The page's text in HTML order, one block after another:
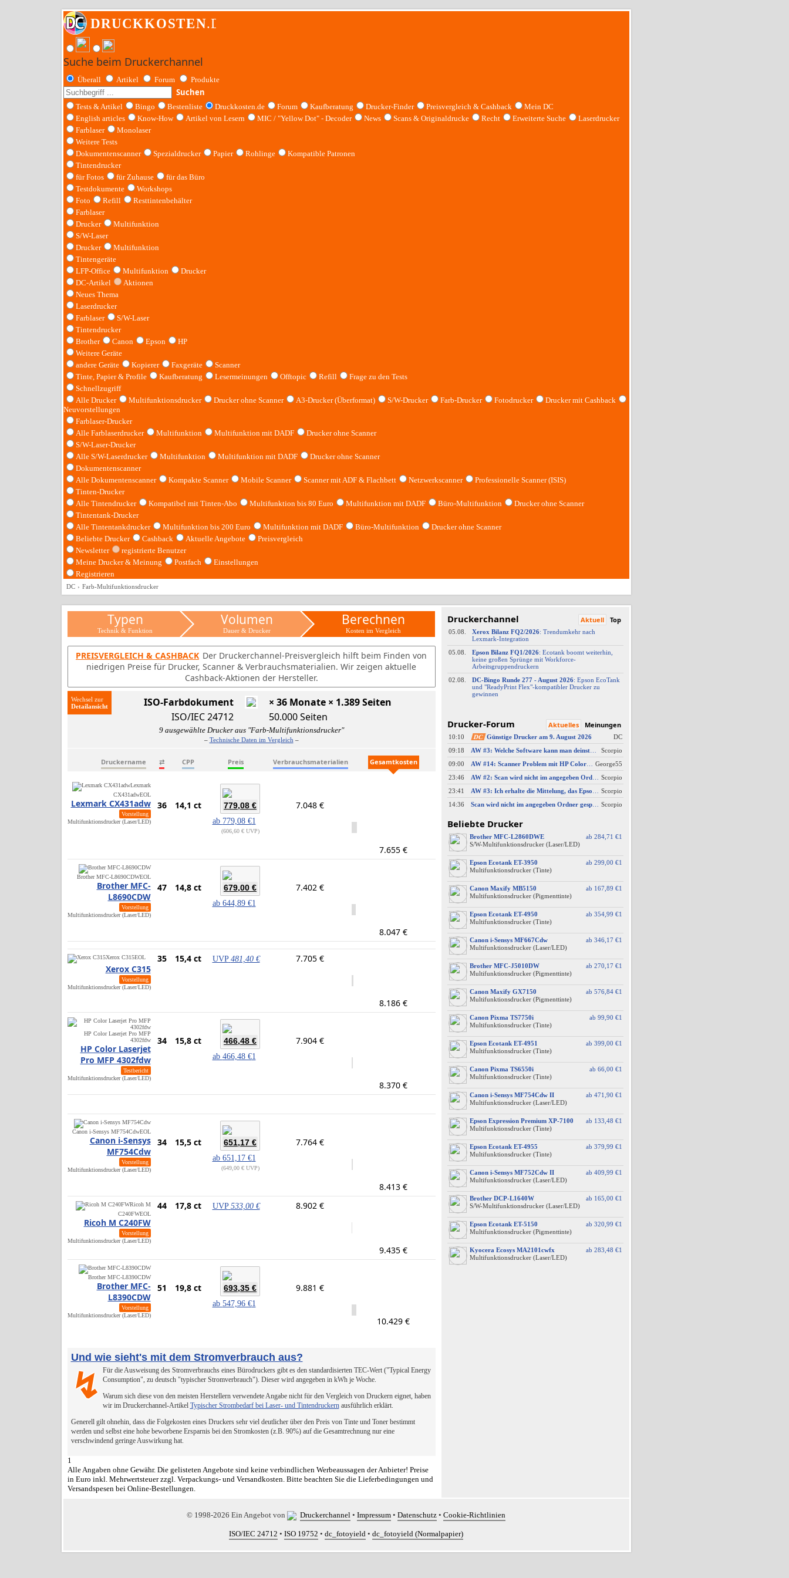
Suche beim Druckerchannel
Überall Artikel Forum Produkte
Suchen
Tests & Artikel Bingo Bestenliste Druckkosten.de Forum Kaufberatung Drucker-Finder Preisvergleich & Cashback
Mein DC
English articles
Know-How Artikel von Lesern MIC / "Yellow Dot" - Decoder News Scans & Originaldrucke Recht Erweiterte Suche
Laserdrucker
Farblaser
Monolaser
Weitere Tests
Dokumentenscanner
Spezialdrucker Papier Rohlinge
Kompatible Patronen
Tintendrucker
für Fotos
für Zuhause
für das Büro
Testdokumente
Workshops
Foto
Refill
Resttintenbehälter
Farblaser
Drucker
Multifunktion
S/W-Laser
Drucker
Multifunktion
Tintengeräte
LFP-Office
Multifunktion
Drucker
DC-Artikel
Aktionen
Neues Thema
Laserdrucker
Farblaser
S/W-Laser
Tintendrucker
Brother
Canon Epson
HP
Weitere Geräte
andere Geräte
Kopierer Faxgeräte
Scanner
Tinte, Papier & Profile
Kaufberatung Lesermeinungen Offtopic Refill
Frage zu den Tests
Schnellzugriff
Alle Drucker
Multifunktionsdrucker Drucker ohne Scanner A3-Drucker (Überformat) S/W-Drucker Farb-Drucker Fotodrucker
Drucker mit Cashback
Neuvorstellungen
Farblaser-Drucker
Alle Farblaserdrucker
Multifunktion Multifunktion mit DADF
Drucker ohne Scanner
S/W-Laser-Drucker
Alle S/W-Laserdrucker
Multifunktion Multifunktion mit DADF
Drucker ohne Scanner
Dokumentenscanner
Alle Dokumentenscanner
Kompakte Scanner Mobile Scanner Scanner mit ADF & Flachbett Netzwerkscanner
Professionelle Scanner (ISIS)
Tinten-Drucker
Alle Tintendrucker
Kompatibel mit Tinten-Abo Multifunktion bis 80 Euro Multifunktion mit DADF Büro-Multifunktion
Drucker ohne Scanner
Tintentank-Drucker
Alle Tintentankdrucker
Multifunktion bis 200 Euro Multifunktion mit DADF Büro-Multifunktion
Drucker ohne Scanner
Beliebte Drucker
Cashback Aktuelle Angebote
Preisvergleich
Newsletter
registrierte Benutzer
Meine Drucker & Meinung
Postfach
Einstellungen
Registrieren
DC Farb-Multifunktionsdrucker
Typen
Technik & Funktion
Volumen
Dauer & Drucker
Berechnen
Kosten im Vergleich
PREISVERGLEICH & CASHBACK Der Druckerchannel-Preisvergleich hilft beim Finden von
niedrigen Preise für Drucker, Scanner & Verbrauchsmaterialien. Wir zeigen aktuelle
Cashback-Aktionen der Hersteller.
Wechsel zur
ISO-Farbdokument
ISO/IEC 24712
× 36 Monate × 1.389 Seiten
50.000 Seiten
9 ausgewählte Drucker aus "Farb-Multifunktionsdrucker"
– Technische Daten im Vergleich –
Druckername ⇄ CPP Preis Verbrauchsmaterialien Gesamtkosten
Lexmark
CX431adwEOL
Lexmark CX431adw
Vorstellung
Multifunktionsdrucker (Laser/LED)
36 14,1 ct 779,08 €
ab 779,08 €1
606,60 € UVP
7.048 €
7.655 €
Brother MFC-L8690CDWEOL
Brother MFC-
L8690CDW
Vorstellung
Multifunktionsdrucker (Laser/LED)
47 14,8 ct 679,00 €
ab 644,89 €1
7.402 €
8.047 €
Xerox C315EOL
Xerox C315
Vorstellung
Multifunktionsdrucker (Laser/LED)
35 15,4 ct UVP 481,40 € 7.705 €
8.186 €
HP Color Laserjet Pro MFP
4302fdw
HP Color Laserjet
Pro MFP 4302fdw
Testbericht
Multifunktionsdrucker (Laser/LED)
34 15,8 ct 466,48 €
ab 466,48 €1
7.904 €
8.370 €
Canon i-Sensys MF754CdwEOL
Canon i-Sensys
MF754Cdw
Vorstellung
Multifunktionsdrucker (Laser/LED)
34 15,5 ct 651,17 €
ab 651,17 €1
649,00 € UVP
7.764 €
8.413 €
Ricoh M
C240FWEOL
Ricoh M C240FW
Vorstellung
Multifunktionsdrucker (Laser/LED)
44 17,8 ct UVP 533,00 € 8.902 €
9.435 €
Brother MFC-L8390CDW
Brother MFC-
L8390CDW
Vorstellung
Multifunktionsdrucker (Laser/LED)
51 19,8 ct 693,35 €
ab 547,96 €1
9.881 €
10.429 €
Und wie sieht's mit dem Stromverbrauch aus?
↯
Für die Ausweisung des Stromverbrauchs eines Bürodruckers gibt es den standardisierten TEC-Wert ("Typical Energy
Consumption", zu deutsch "typischer Stromverbrauch"). Dieser wird angegeben in kWh je Woche.
Warum sich diese von den meisten Herstellern verwendete Angabe nicht für den Vergleich von Druckern eignet, haben
wir im Druckerchannel-Artikel Typischer Strombedarf bei Laser- und Tintendruckernausführlich erklärt.
Generell gilt ohnehin, dass die Folgekosten eines Druckers sehr viel deutlicher über den Preis von Tinte und Toner bestimmt
werden und selbst eine hohe beworbene Ersparnis bei den Stromkosten (z.B. 90%) auf die Gesamtrechnung nur eine
verschwindend geringe Auswirkung hat.
1
Alle Angaben ohne Gewähr. Die gelisteten Angebote sind keine verbindlichen Werbeaussagen der Anbieter! Preise
in Euro inkl. Mehrwertsteuer zzgl. Verpackungs- und Versandkosten. Bitte beachten Sie die Lieferbedingungen und
Versandspesen bei Online-Bestellungen.
Druckerchannel Aktuell Top
05.08. Xerox Bilanz FQ2/2026: Trendumkehr nach
Lexmark-​Integration
05.08.
Epson Bilanz FQ1/2026: Ecotank boomt weiterhin,
keine großen Sprünge mit Workforce-​
Arbeitsgruppendruckern
02.08.
DC-​Bingo Runde 277 -​ August 2026: Epson EcoTank
und "ReadyPrint Flex"-​kompatibler Drucker zu
gewinnen
Drucker-Forum Aktuelles Meinungen
10:10 DC Günstige Drucker am 9. August 2026
DC
09:18
AW #3: Welche Software kann man deinstallieren - welche ich zwingend erforderlich
Scorpio
09:00
AW #14: Scanner Problem mit HP Color Laserjet Pro MFP M479fdw
George55
23:46
AW #2: Scan wird nicht im angegeben Ordner gespeichert, wenn vom Bediendisplay gescannt wird
Scorpio
23:41
Scorpio
14:36
Scan wird nicht im angegeben Ordner gespeichert, wenn vom Bediendisplay gescannt wird Scorpio
Beliebte Drucker
ab 284,71 €1
Brother MFC-L2860DWE
S/W-Multifunktionsdrucker (Laser/LED)
ab 299,00 €1
Epson Ecotank ET-3950
Multifunktionsdrucker (Tinte)
ab 167,89 €1
Canon Maxify MB5150
Multifunktionsdrucker (Pigmenttinte)
ab 354,99 €1
Epson Ecotank ET-4950
Multifunktionsdrucker (Tinte)
ab 346,17 €1
Canon i-Sensys MF667Cdw
Multifunktionsdrucker (Laser/LED)
ab 270,17 €1
Brother MFC-J5010DW
Multifunktionsdrucker (Pigmenttinte)
ab 576,84 €1
Canon Maxify GX7150
Multifunktionsdrucker (Pigmenttinte)
ab 99,90 €1
Canon Pixma TS7750i
Multifunktionsdrucker (Tinte)
ab 399,00 €1
Epson Ecotank ET-4951
Multifunktionsdrucker (Tinte)
ab 66,00 €1
Canon Pixma TS6550i
Multifunktionsdrucker (Tinte)
ab 471,90 €1
Canon i-Sensys MF754Cdw II
Multifunktionsdrucker (Laser/LED)
ab 133,48 €1
Epson Expression Premium XP-7100
Multifunktionsdrucker (Tinte)
ab 379,99 €1
Epson Ecotank ET-4955
Multifunktionsdrucker (Tinte)
ab 409,99 €1
Canon i-Sensys MF752Cdw II
Multifunktionsdrucker (Laser/LED)
ab 165,00 €1
Brother DCP-L1640W
S/W-Multifunktionsdrucker (Laser/LED)
ab 320,99 €1
Epson Ecotank ET-5150
Multifunktionsdrucker (Pigmenttinte)
ab 283,48 €1
Kyocera Ecosys MA2101cwfx
Multifunktionsdrucker (Laser/LED)
© 1998-2026 Ein Angebot von Druckerchannel • Impressum • Datenschutz • Cookie-Richtlinien
ISO/IEC 24712 • ISO 19752 • dc_fotoyield • dc_fotoyield (Normalpapier)